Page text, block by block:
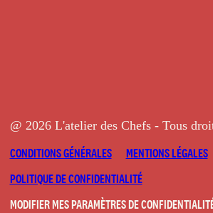
@ 2026 L'atelier des Chefs - Tous
CONDITIONS GÉNÉRALES
MENTIONS LÉGALES
POLITIQUE DE CONFIDENTIALITÉ
MODIFIER MES PARAMÈTRES DE